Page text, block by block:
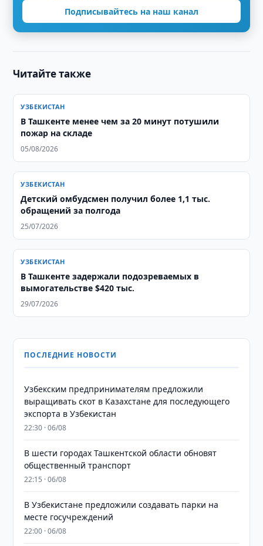
Подписывайтесь на наш канал
Читайте также
УЗБЕКИСТАН
В Ташкенте менее чем за 20 минут потушили
пожар на складе
05/08/2026
УЗБЕКИСТАН
Детский омбудсмен получил более 1,1 тыс.
обращений за полгода
25/07/2026
УЗБЕКИСТАН
В Ташкенте задержали подозреваемых в
вымогательстве $420 тыс.
29/07/2026
ПОСЛЕДНИЕ НОВОСТИ
Узбекским предпринимателям предложили
выращивать скот в Казахстане для последующего
экспорта в Узбекистан
22:30 · 06/08
В шести городах Ташкентской области обновят
общественный транспорт
22:15 · 06/08
В Узбекистане предложили создавать парки на
месте госучреждений
22:00 · 06/08